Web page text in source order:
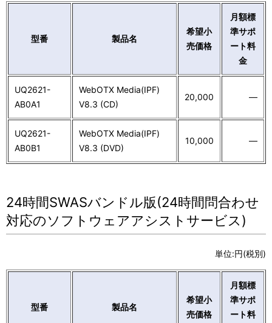
型番 製品名
希望小
売価格
月額標
準サポ
ート料
金
UQ2621-
AB0A1
WebOTX Media(IPF)
V8.3 (CD)
20,000 ―
UQ2621-
AB0B1
WebOTX Media(IPF)
V8.3 (DVD)
10,000 ―
24時間SWASバンドル版(24時間問合わせ
対応のソフトウェアアシストサービス)
単位:円(税別)
型番 製品名
希望小
売価格
月額標
準サポ
ート料